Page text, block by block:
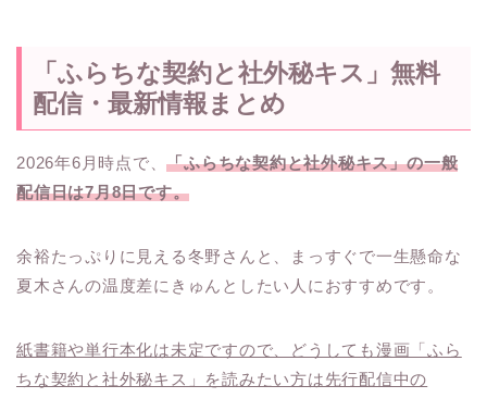
「ふらちな契約と社外秘キス」無料
配信・最新情報まとめ
2026年6月時点で、「ふらちな契約と社外秘キス」の一般
配信日は7月8日です。
余裕たっぷりに見える冬野さんと、まっすぐで一生懸命な
夏木さんの温度差にきゅんとしたい人におすすめです。
紙書籍や単行本化は未定ですので、どうしても漫画「ふら
ちな契約と社外秘キス」を読みたい方は先行配信中の